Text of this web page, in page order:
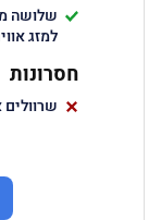
שלושה
למזג
חסרונות